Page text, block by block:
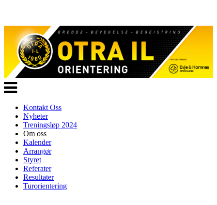
Veksle
navigasjon
Kontakt Oss
Nyheter
Treningsløp 2024
Om oss
Kalender
Arrangør
Styret
Referater
Resultater
Turorientering